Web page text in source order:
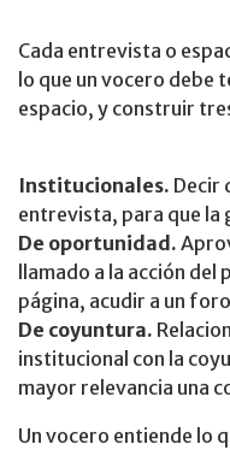
Cada entrevista o
lo que un vocero debe
espacio, y construir
Institucionales. Decir
entrevista, para que la
De oportunidad.
llamado a la acción
página, acudir a un
De coyuntura.
institucional con la
mayor relevancia una
Un vocero entiende lo